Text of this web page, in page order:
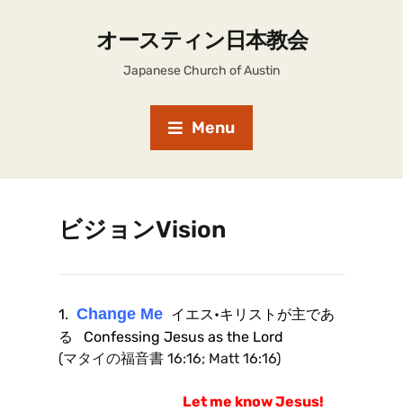
オースティン日本教会
Japanese Church of Austin
Menu
ビジョンVision
1. Change Me イエス•キリストが主であ
る
Confessing Jesus as the Lord
(マタイの福音書 16:16; Matt 16:16)
Let me know Jesus!